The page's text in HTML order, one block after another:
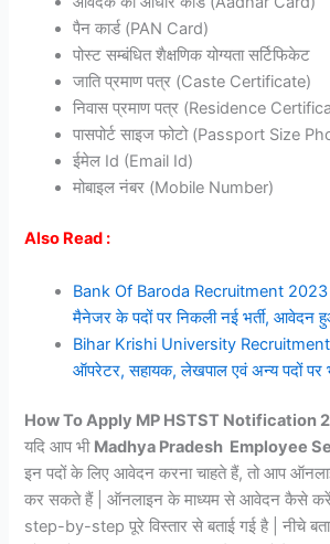
पैन कार्ड (PAN Card)
पोस्ट सम्बंधित शैक्षणिक योग्यता सर्टिफिकेट
जाति प्रमाण पत्र (Caste Certificate)
निवास प्रमाण पत्र (Residence
पासपोर्ट साइज फोटो (Passport Size
ईमेल Id (Email Id)
मोबाइल नंबर (Mobile Number)
Also Read :
Bank Of Baroda Recruitment
मैनेजर के पदों पर निकली नई भर्ती, आवेदन
Bihar Krishi University
ऑपरेटर, सहायक, लेखपाल एवं अन्य पदों पर
How To Apply MP HSTST Notification
यदि आप भी Madhya Pradesh Employee
इन पदों के लिए आवेदन करना चाहते हैं, तो आप
कर सकते हैं | ऑनलाइन के माध्यम से आवेदन कैसे करें
step-by-step पूरे विस्तार से बताई गई है | नीचे